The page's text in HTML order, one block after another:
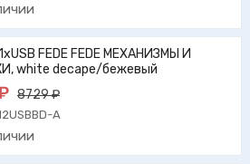
FEDE FEDE МЕХАНИЗМЫ И
white decape/бежевый
8729 ₽
A